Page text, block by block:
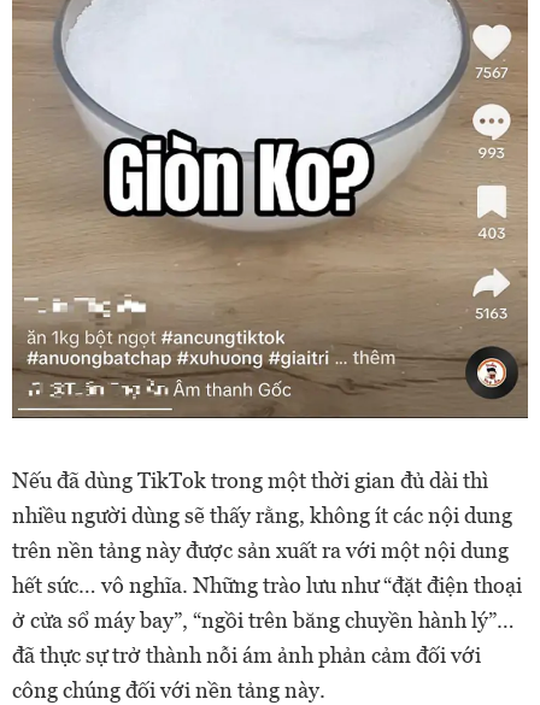
Nếu đã dùng TikTok trong một thời gian đủ dài thì
nhiều người dùng sẽ thấy rằng, không ít các nội dung
trên nền tảng này được sản xuất ra với một nội dung
hết sức… vô nghĩa. Những trào lưu như “đặt điện thoại
ở cửa sổ máy bay”, “ngồi trên băng chuyền hành lý”…
đã thực sự trở thành nỗi ám ảnh phản cảm đối với
công chúng đối với nền tảng này.